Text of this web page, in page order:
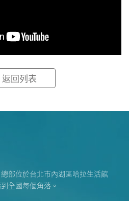
返回列表
部位於台北市內湖區哈拉生活館
全國每個角落。